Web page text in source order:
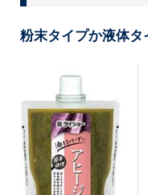
粉末タイプか液体タ